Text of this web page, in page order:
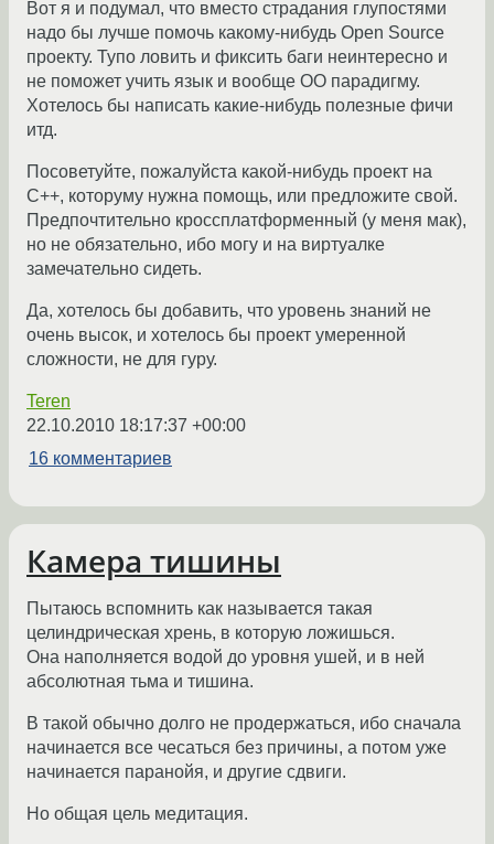
Вот я и подумал, что вместо страдания глупостями
надо бы лучше помочь какому-нибудь Open Source
проекту. Тупо ловить и фиксить баги неинтересно и
не поможет учить язык и вообще OO парадигму.
Хотелось бы написать какие-нибудь полезные фичи
итд.
Посоветуйте, пожалуйста какой-нибудь проект на
C++, которуму нужна помощь, или предложите свой.
Предпочтительно кроссплатформенный (у меня мак),
но не обязательно, ибо могу и на виртуалке
замечательно сидеть.
Да, хотелось бы добавить, что уровень знаний не
очень высок, и хотелось бы проект умеренной
сложности, не для гуру.
Teren
22.10.2010 18:17:37 +00:00
16 комментариев
Камера тишины
Пытаюсь вспомнить как называется такая
целиндрическая хрень, в которую ложишься.
Она наполняется водой до уровня ушей, и в ней
абсолютная тьма и тишина.
В такой обычно долго не продержаться, ибо сначала
начинается все чесаться без причины, а потом уже
начинается паранойя, и другие сдвиги.
Но общая цель медитация.